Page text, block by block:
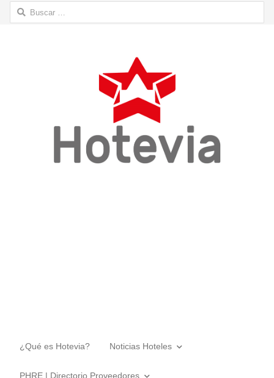
Buscar:
¿Qué es Hotevia? Noticias Hoteles
PHRE | Directorio Proveedores